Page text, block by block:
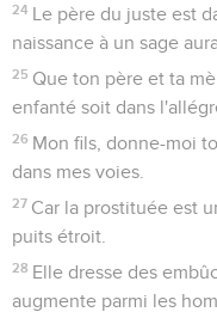
24 Le père du juste est
naissance à un sage
25 Que ton père et ta
enfanté soit dans
26 Mon fils, donne-moi
dans mes voies.
27 Car la prostituée est
puits étroit.
28 Elle dresse des
augmente parmi les